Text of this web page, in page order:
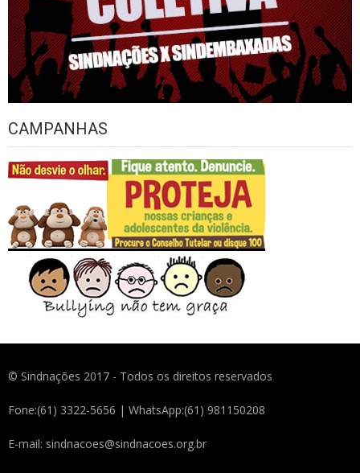
CAMPANHAS
© Sindnações 2017 - Todos os direitos reservados
Fone:(61) 3322-5656 | WhatsApp:(61) 981150208
E-mail: sindnacoes@sindnacoes.org.br